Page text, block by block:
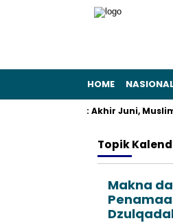
HOME NASIONAL
Gaya Hidup: Akhir Juni, Muslim
Topik
Makna